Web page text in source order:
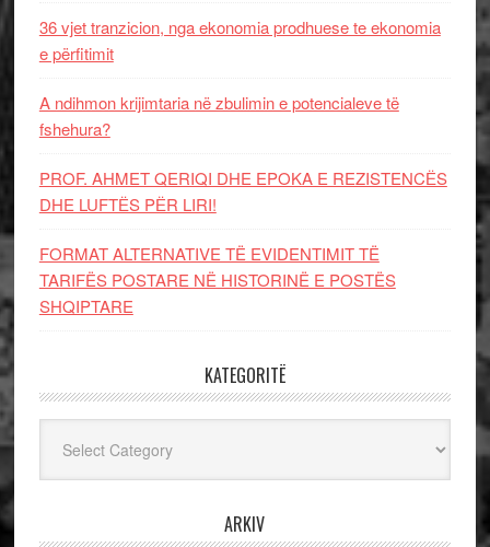
36 vjet tranzicion, nga ekonomia prodhuese te ekonomia
e përfitimit
A ndihmon krijimtaria në zbulimin e potencialeve të
fshehura?
PROF. AHMET QERIQI DHE EPOKA E REZISTENCЁS
DHE LUFTЁS PЁR LIRI!
FORMAT ALTERNATIVE TË EVIDENTIMIT TË
TARIFËS POSTARE NË HISTORINË E POSTËS
SHQIPTARE
KATEGORITË
ARKIV